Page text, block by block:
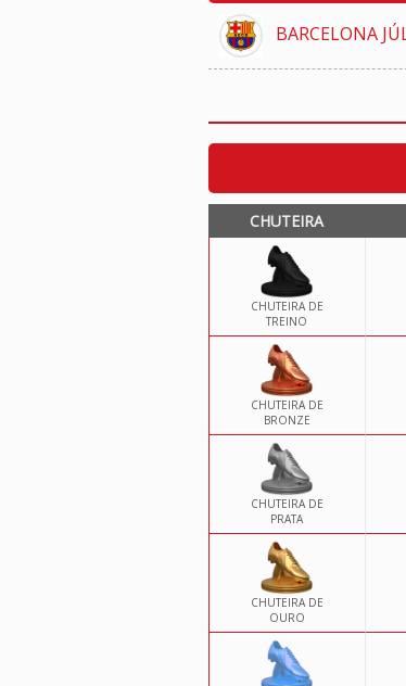
BARCELONA
CHUTEIRA
CHUTEIRA DE
TREINO
CHUTEIRA DE
BRONZE
CHUTEIRA DE
PRATA
CHUTEIRA DE
OURO